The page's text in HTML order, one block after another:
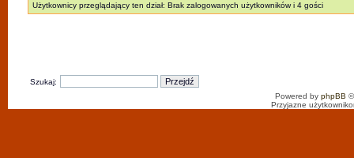
Użytkownicy przeglądający ten dział: Brak zalogowanych użytkowników i 4 gości
Szukaj:
Powered by phpBB
Przyjazne